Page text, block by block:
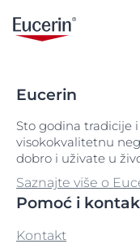
Eucerin
Sto godina tradicije
visokokvalitetnu
dobro i uživate u
Saznajte više o
Pomoć i
Kontakt